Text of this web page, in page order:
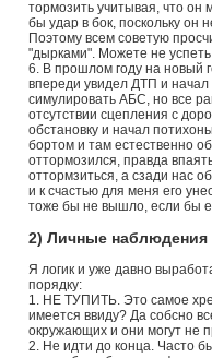
тормозить учитывая, что он
бы удар в бок, поскольку он
Поэтому всем советую
"дырками". Можете не
6. В прошлом году на новый
впереди увидел ДТП и
симулировать АБС, но все
отсутствии сцепления с
обстановку и начал
бортом и там естественно
оттормозился, правда
оттормзиться, а сзади нас
и к счастью для меня его
тоже бы не вышло, если бы
2) Личные наблюдения
Я логик и уже давно
порядку:
1. НЕ ТУПИТЬ. Это самое
имеется ввиду? Да собсно
окружающих и они могут не
2. Не идти до конца. Часто